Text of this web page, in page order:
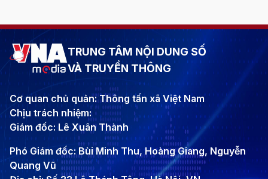
TRUNG TÂM NỘI DUNG SỐ
VÀ TRUYỀN THÔNG
Cơ quan chủ quản: Thông tấn xã Việt Nam
Chịu trách nhiệm:
Giám đốc: Lê Xuân Thành
Phó Giám đốc: Bùi Minh Thu, Hoàng Giang, Nguyễn
Quang Vũ